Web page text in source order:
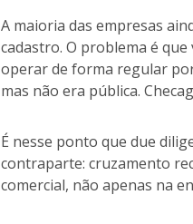
A maioria das empresas
cadastro. O problema é
operar de forma regular
mas não era pública.
É nesse ponto que due
contraparte: cruzamento
comercial, não apenas na